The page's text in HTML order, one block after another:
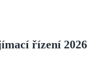
řízení 2026